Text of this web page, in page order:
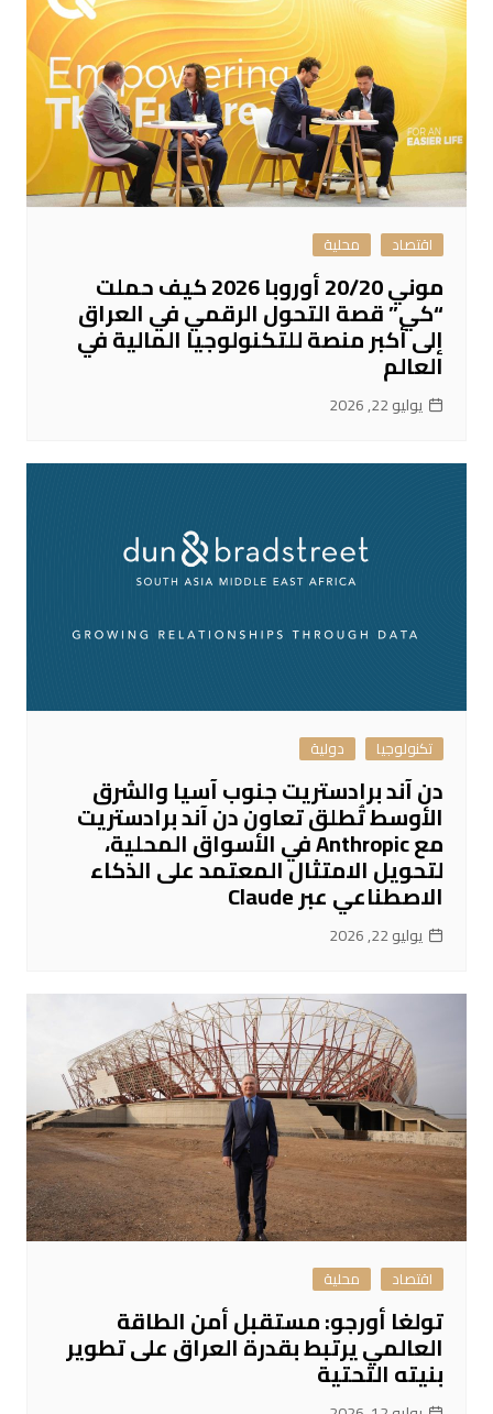
اقتصاد محلية
موني 20/20 أوروبا 2026 كيف حملت
“كي” قصة التحول الرقمي في العراق
إلى أكبر منصة للتكنولوجيا المالية في
العالم
يوليو 22, 2026
تكنولوجيا دولية
دن آند برادستريت جنوب آسيا والشرق
الأوسط تُطلق تعاون دن آند برادستريت
مع Anthropic في الأسواق المحلية،
لتحويل الامتثال المعتمد على الذكاء
الاصطناعي عبر Claude
يوليو 22, 2026
اقتصاد محلية
تولغا أورجو: مستقبل أمن الطاقة
العالمي يرتبط بقدرة العراق على تطوير
بنيته التحتية